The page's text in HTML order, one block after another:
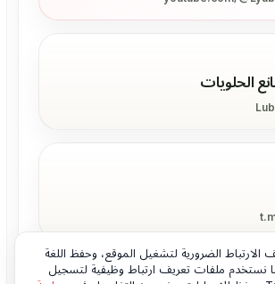
الحلويات
الضرورية لتشغيل الموقع، وحفظ اللغة
نستخدم ملفات تعريف ارتباط وظيفية لتسجيل